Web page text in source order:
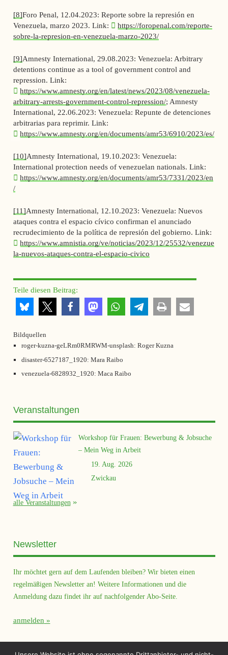
[8]Foro Penal, 12.04.2023: Reporte sobre la represión en
Venezuela, marzo 2023. Link:
https://foropenal.com/reporte-
sobre-la-represion-en-venezuela-marzo-2023/
[9]Amnesty International, 29.08.2023: Venezuela: Arbitrary
detentions continue as a tool of government control and
repression. Link:
https://www.amnesty.org/en/latest/news/2023/08/venezuela-
arbitrary-arrests-government-control-repression/; Amnesty
International, 22.06.2023: Venezuela: Repunte de detenciones
arbitrarias para reprimir. Link:
https://www.amnesty.org/en/documents/amr53/6910/2023/es/
[10]Amnesty International, 19.10.2023: Venezuela:
International protection needs of venezuelan nationals. Link:
https://www.amnesty.org/en/documents/amr53/7331/2023/en
/
[11]Amnesty International, 12.10.2023: Venezuela: Nuevos
ataques contra el espacio cívico confirman el anunciado
recrudecimiento de la política de represión del gobierno. Link:
https://www.amnistia.org/ve/noticias/2023/12/25532/venezue
la-nuevos-ataques-contra-el-espacio-civico
Teile diesen Beitrag:
Bildquellen
roger-kuzna-geLRm0RMRWM-unsplash: Roger Kuzna
disaster-6527187_1920: Mara Raibo
venezuela-6828932_1920: Maca Raibo
Veranstaltungen
Workshop für Frauen: Bewerbung & Jobsuche
– Mein Weg in Arbeit
19. Aug. 2026
Zwickau
alle Veranstaltungen
Newsletter
Ihr möchtet gern auf dem Laufenden bleiben? Wir bieten einen
regelmäßigen Newsletter an! Weitere Informationen und die
Anmeldung dazu findet ihr auf nachfolgender Abo-Seite.
anmelden